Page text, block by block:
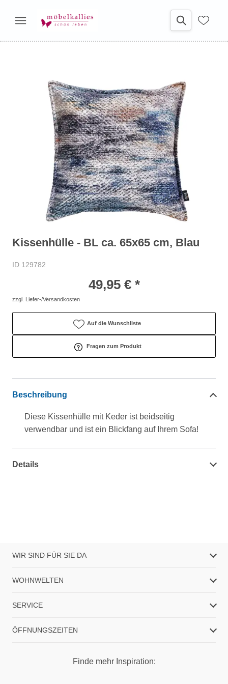
Kissenhülle - BL ca. 65x65 cm, Blau
ID 129782
49,95 € *
zzgl. Liefer-/Versandkosten
Auf die Wunschliste
Fragen zum Produkt
Beschreibung
Diese Kissenhülle mit Keder ist beidseitig
verwendbar und ist ein Blickfang auf Ihrem Sofa!
Details
WIR SIND FÜR SIE DA
WOHNWELTEN
SERVICE
ÖFFNUNGSZEITEN
Finde mehr Inspiration: